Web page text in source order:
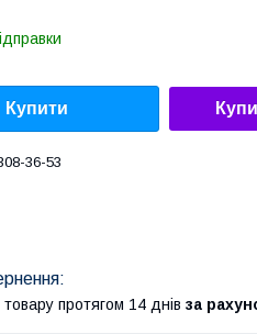
Купити
36-53
протягом 14 днів за